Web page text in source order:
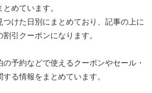
めています。
つけた日別にまとめており、記事の上に
引クーポンになります。
の予約などで使えるクーポンやセール・
る情報をまとめています。